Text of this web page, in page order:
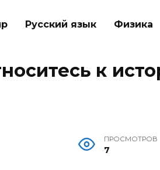
Русский язык Физика
к
ПРОСМОТРОВ
7